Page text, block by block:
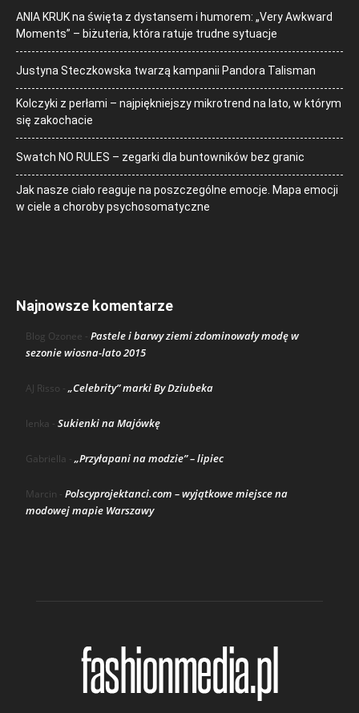
ANIA KRUK na święta z dystansem i humorem: „Very Awkward
Moments” – biżuteria, która ratuje trudne sytuacje
Justyna Steczkowska twarzą kampanii Pandora Talisman
Kolczyki z perłami – najpiękniejszy mikrotrend na lato, w którym
się zakochacie
Swatch NO RULES – zegarki dla buntowników bez granic
Jak nasze ciało reaguje na poszczególne emocje. Mapa emocji
w ciele a choroby psychosomatyczne
Najnowsze komentarze
Blog Ozonee - Pastele i barwy ziemi zdominowały modę w
sezonie wiosna-lato 2015
AJ Risso - „Celebrity” marki By Dziubeka
lenka - Sukienki na Majówkę
Gabriella - „Przyłapani na modzie” – lipiec
Marcin - Polscyprojektanci.com – wyjątkowe miejsce na
modowej mapie Warszawy